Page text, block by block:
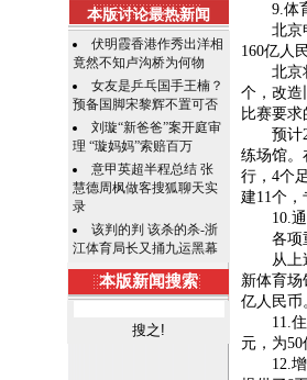
本版讨论最热新闻
伏明霞香港作秀出洋相
竟然不知卢沟桥为何物
女友是乒乓国手王楠？
预备国脚宋黎辉不置可否
刘璇“新爸爸”案开庭审
理 “璇妈妈”索赔百万
意甲英超半程总结 张
慧德周枫做客搜狐聊天实
录
该判的判 该杀的杀-浙
江体育局长又捅九运黑幕
本版新闻搜索
9.体育
北京申
160亿人
北京将
个，改造
比赛要求
预计
练场馆。
行，4个
建11个，
10.通过
各项重
从上述
新体育场
亿人民币
11.住宅
元，为50
12.增加